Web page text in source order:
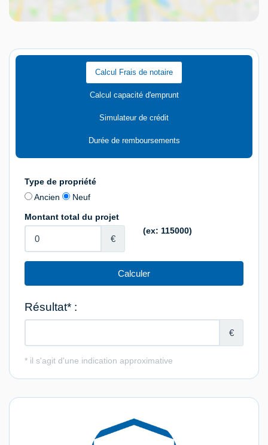
Calcul Frais de notaire
Calcul capacité d'emprunt
Simulateur de crédit
Durée de remboursements